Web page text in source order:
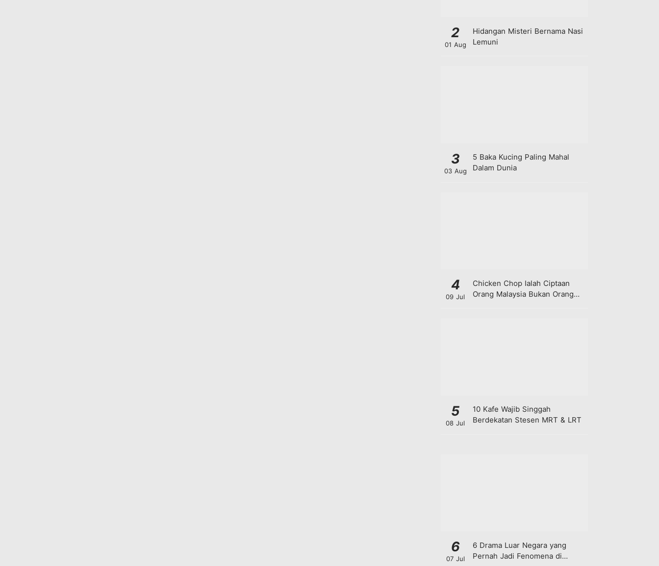
2
01 Aug
Hidangan Misteri Bernama Nasi
Lemuni
3
03 Aug
5 Baka Kucing Paling Mahal
Dalam Dunia
4
09 Jul
Chicken Chop Ialah Ciptaan
Orang Malaysia Bukan Orang
5
08 Jul
10 Kafe Wajib Singgah
Berdekatan Stesen MRT & LRT
6
07 Jul
6 Drama Luar Negara yang
Pernah Jadi Fenomena di